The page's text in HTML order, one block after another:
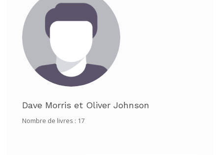
Dave Morris et Oliver Johnson
Nombre de livres : 17